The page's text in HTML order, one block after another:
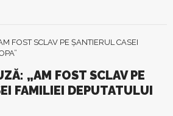
„AM FOST SCLAV PE
FAMILIEI DEPUTATULUI